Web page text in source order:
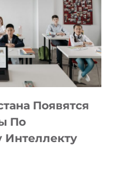
Появятся
По
Интеллекту